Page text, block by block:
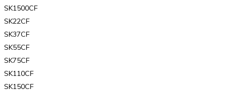
SK1500CF
SK22CF
SK37CF
SK55CF
SK75CF
SK110CF
SK150CF